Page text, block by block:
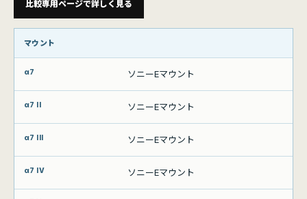
比較専用ページで詳しく見る
比較項目
α7 α7 IV
マウント
ソニーEマウント
ソニーEマウント
ソニーEマウント
ソニーEマウント